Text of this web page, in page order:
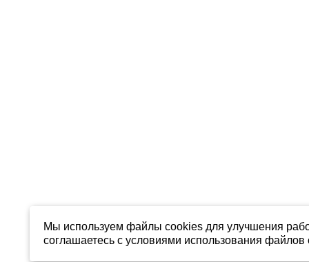
Мы используем файлы cookies для улучшения
соглашаетесь с условиями использования файлов